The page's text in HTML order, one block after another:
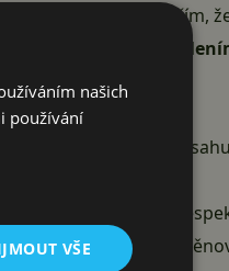
platit. Ačkoliv věřím,
v souvislosti se
práva, práv
svobody. Sdílením
cizí autorská díla,
Činnosti se údajně
našich
používání
VŠE